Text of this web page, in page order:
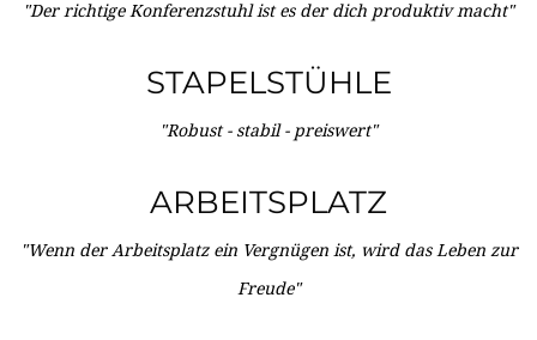
"Der richtige Konferenzstuhl ist es der dich produktiv macht"
STAPELSTÜHLE
"Robust - stabil - preiswert"
ARBEITSPLATZ
"Wenn der Arbeitsplatz ein Vergnügen ist, wird das Leben zur
Freude"